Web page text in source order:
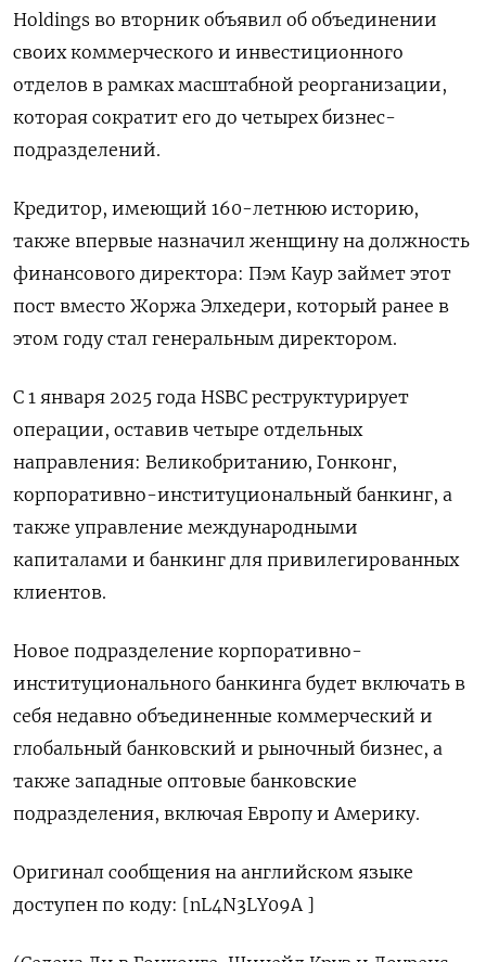
Holdings во вторник объявил об объединении
своих коммерческого и инвестиционного
отделов в рамках масштабной реорганизации,
которая сократит его до четырех бизнес-
подразделений.
Кредитор, имеющий 160-летнюю историю,
также впервые назначил женщину на должность
финансового директора: Пэм Каур займет этот
пост вместо Жоржа Элхедери, который ранее в
этом году стал генеральным директором.
С 1 января 2025 года HSBC реструктурирует
операции, оставив четыре отдельных
направления: Великобританию, Гонконг,
корпоративно-институциональный банкинг, а
также управление международными
капиталами и банкинг для привилегированных
клиентов.
Новое подразделение корпоративно-
институционального банкинга будет включать в
себя недавно объединенные коммерческий и
глобальный банковский и рыночный бизнес, а
также западные оптовые банковские
подразделения, включая Европу и Америку.
Оригинал сообщения на английском языке
доступен по коду: [nL4N3LY09A ]